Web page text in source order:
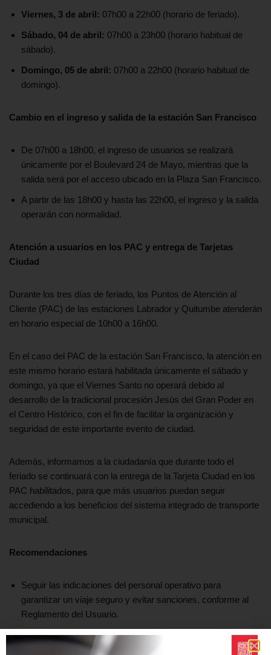
Viernes, 3 de abril: 07h00 a 22h00 (horario de feriado).
Sábado, 04 de abril: 07h00 a 23h00 (horario habitual de
sábado).
Domingo, 05 de abril: 07h00 a 22h00 (horario habitual de
domingo).
Cambio en el ingreso y salida de la estación San Francisco
De 07h00 a 18h00, el ingreso de usuarios se realizará
únicamente por el Boulevard 24 de Mayo, mientras que la
salida será por el acceso ubicado en la Plaza San Francisco.
A partir de las 18h00 y hasta las 22h00, el ingreso y la salida
operarán con normalidad.
Atención a usuarios en los PAC y entrega de Tarjetas
Ciudad
Durante los tres días de feriado, los Puntos de Atención al
Cliente (PAC) de las estaciones Labrador y Quitumbe atenderán
en horario especial de 10h00 a 16h00.
En el caso del PAC de la estación San Francisco, la atención en
este mismo horario estará habilitada únicamente el sábado y
domingo, ya que el Viernes Santo no operará debido al
desarrollo de la tradicional procesión Jesús del Gran Poder en
el Centro Histórico, con el fin de facilitar la organización y
seguridad de este importante evento de ciudad.
Además, informamos a la ciudadanía que durante todo el
feriado se continuará con la entrega de la Tarjeta Ciudad en los
PAC habilitados, para que más usuarios puedan seguir
accediendo a los beneficios del sistema integrado de transporte
municipal.
Recomendaciones
Seguir las indicaciones del personal operativo para
garantizar un viaje seguro y evitar sanciones, conforme al
Reglamento del Usuario.
Utilizar medios de acceso digitales como la app Quito no
mueve, la cédula de identidad o la Tarjeta Ciudad.